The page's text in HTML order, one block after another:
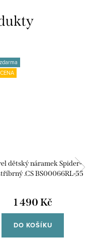
dětský náramek Spider-
.CS BS00066RL-55
1 490 Kč
DO KOŠÍKU